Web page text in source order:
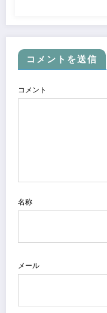
コメントを送信
コメント
名称
メール